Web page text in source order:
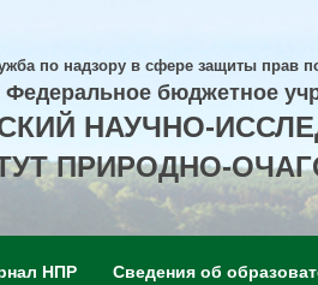
по надзору в сфере защиты прав
Федеральное бюджетное
НАУЧНО-
ПРИРОДНО-
НПР Сведения об